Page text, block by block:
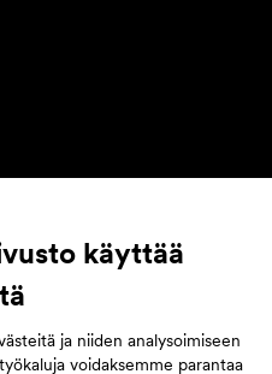
käyttää
ja niiden analysoimiseen
voidaksemme parantaa